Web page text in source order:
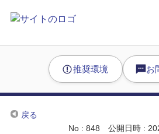
推奨環境 お
戻る
No : 848
公開日時 :